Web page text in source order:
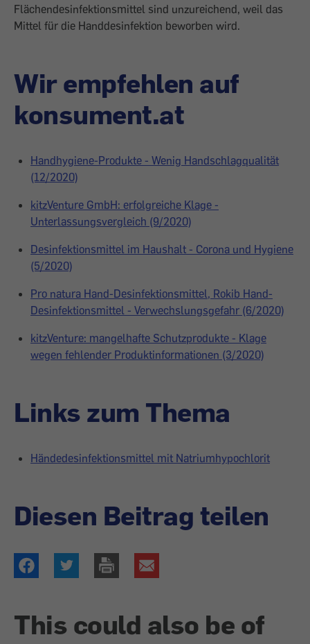
Flächendesinfektionsmittel sind unzureichend, weil das
Mittel für die Handdesinfektion beworben wird.
Wir empfehlen auf
konsument.at
Handhygiene-Produkte - Wenig Handschlagqualität
(12/2020)
kitzVenture GmbH: erfolgreiche Klage -
Unterlassungsvergleich (9/2020)
Desinfektionsmittel im Haushalt - Corona und Hygiene
(5/2020)
Pro natura Hand-Desinfektionsmittel, Rokib Hand-
Desinfektionsmittel - Verwechslungsgefahr (6/2020)
kitzVenture: mangelhafte Schutzprodukte - Klage
wegen fehlender Produktinformationen (3/2020)
Links zum Thema
Händedesinfektionsmittel mit Natriumhypochlorit
Diesen Beitrag teilen
This could also be of